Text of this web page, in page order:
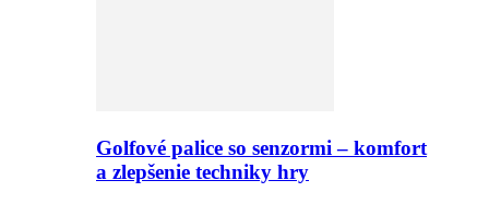
Golfové palice so senzormi – komfort
a zlepšenie techniky hry